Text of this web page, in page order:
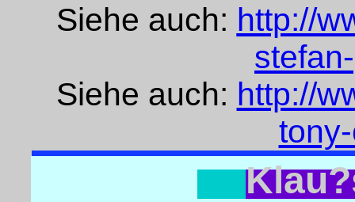
Siehe auch: http://
Siehe auch: http://